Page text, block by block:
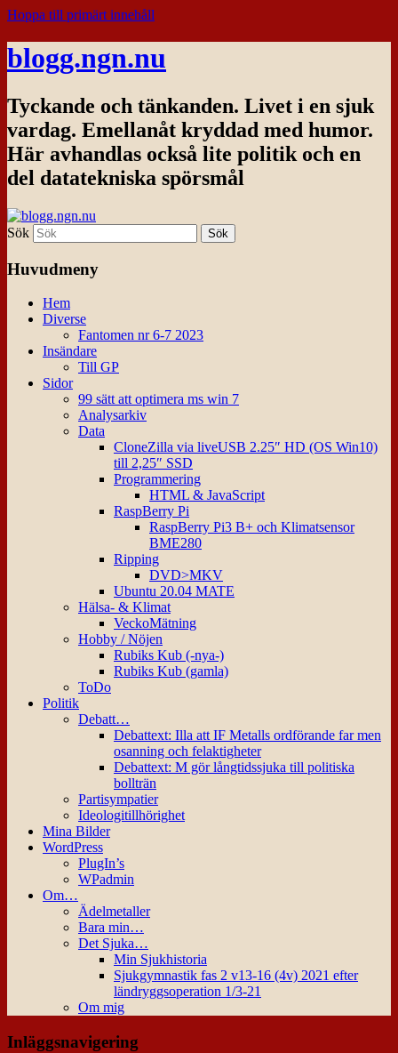
Hoppa till primärt innehåll
blogg.ngn.nu
Tyckande och tänkanden. Livet i en sjuk
vardag. Emellanåt kryddad med humor.
Här avhandlas också lite politik och en
del datatekniska spörsmål
Sök
Huvudmeny
Hem
Diverse
Fantomen nr 6-7 2023
Insändare
Till GP
Sidor
99 sätt att optimera ms win 7
Analysarkiv
Data
CloneZilla via liveUSB 2.25″ HD (OS Win10)
till 2,25″ SSD
Programmering
HTML & JavaScript
RaspBerry Pi
RaspBerry Pi3 B+ och Klimatsensor
BME280
Ripping
DVD>MKV
Ubuntu 20.04 MATE
Hälsa- & Klimat
VeckoMätning
Hobby / Nöjen
Rubiks Kub (-nya-)
Rubiks Kub (gamla)
ToDo
Politik
Debatt…
Debattext: Illa att IF Metalls ordförande far men
osanning och felaktigheter
Debattext: M gör långtidssjuka till politiska
bollträn
Partisympatier
Ideologitillhörighet
Mina Bilder
WordPress
PlugIn’s
WPadmin
Om…
Ädelmetaller
Bara min…
Det Sjuka…
Min Sjukhistoria
Sjukgymnastik fas 2 v13-16 (4v) 2021 efter
ländryggsoperation 1/3-21
Om mig
Inläggsnavigering